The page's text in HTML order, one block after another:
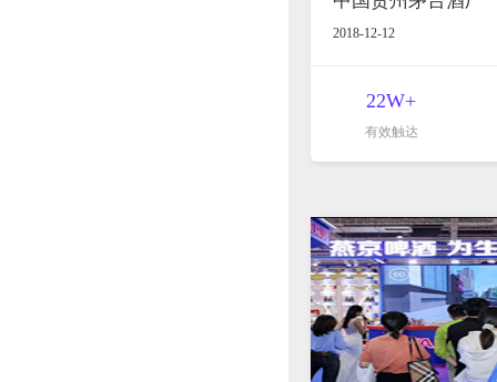
2018-12-12
22W+
有效触达